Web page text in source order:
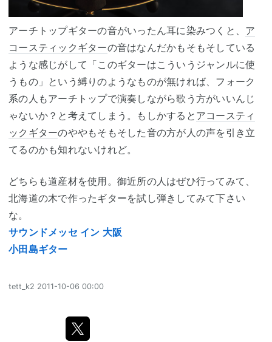
アーチトップギターの音がいったん耳に染みつくと、 ア
コースティックギターの音はなんだかもそもそしている
ような感じがして「このギターはこういうジャンルに使
うもの」という縛りのようなものが無ければ、フォーク
系の人もアーチトップで演奏しながら歌う方がいいんじ
ゃないか？と考えてしまう。もしかすると アコースティ
ックギターのややもそもそした音の方が人の声を引き立
てるのかも知れないけれど。
どちらも道産材を使用。御近所の人はぜひ行ってみて、
北海道の木で作ったギターを試し弾きしてみて下さい
な。
サウンドメッセ イン 大阪
小田島ギター
tett_k2 2011-10-06 00:00